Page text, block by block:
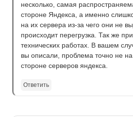
несколько, самая
стороне Яндекса, а именно
на их сервера из-за чего они не
происходит перегрузка. Так же
технических работах. В вашем
вы описали, проблема точно не
стороне серверов яндекса.
Ответить